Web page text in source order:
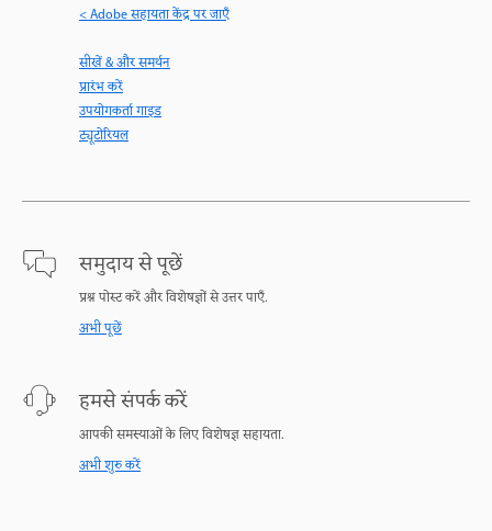
< Adobe सहायता केंद्र पर जाएँ
सीखें & और समर्थन
प्रारंभ करें
उपयोगकर्ता गाइड
ट्यूटोरियल
समुदाय से पूछें
प्रश्न पोस्ट करें और विशेषज्ञों से उत्तर पाएँ.
अभी पूछें
हमसे संपर्क करें
आपकी समस्याओं के लिए विशेषज्ञ सहायता.
अभी शुरु करें